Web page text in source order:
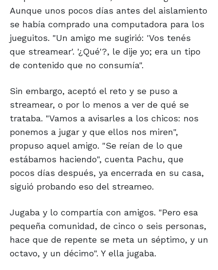
Aunque unos pocos días antes del aislamiento
se había comprado una computadora para los
jueguitos. "Un amigo me sugirió: 'Vos tenés
que streamear'. '¿Qué'?, le dije yo; era un tipo
de contenido que no consumía".
Sin embargo, aceptó el reto y se puso a
streamear, o por lo menos a ver de qué se
trataba. "Vamos a avisarles a los chicos: nos
ponemos a jugar y que ellos nos miren",
propuso aquel amigo. "Se reían de lo que
estábamos haciendo", cuenta Pachu, que
pocos días después, ya encerrada en su casa,
siguió probando eso del streameo.
Jugaba y lo compartía con amigos. "Pero esa
pequeña comunidad, de cinco o seis personas,
hace que de repente se meta un séptimo, y un
octavo, y un décimo". Y ella jugaba.